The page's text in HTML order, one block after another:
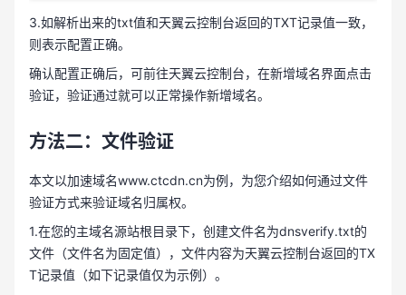
3.如解析出来的txt值和天翼云控制台返回的TXT记录值一致，
则表示配置正确。
确认配置正确后，可前往天翼云控制台，在新增域名界面点击
验证，验证通过就可以正常操作新增域名。
方法二：文件验证
本文以加速域名www.ctcdn.cn为例，为您介绍如何通过文件
验证方式来验证域名归属权。
1.在您的主域名源站根目录下，创建文件名为dnsverify.txt的
文件（文件名为固定值），文件内容为天翼云控制台返回的TX
T记录值（如下记录值仅为示例）。